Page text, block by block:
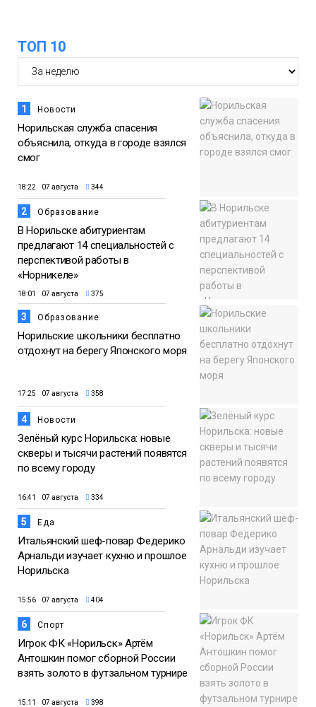
ТОП 10
1 Новости
Норильская служба спасения
объяснила, откуда в городе взялся
смог
18:22 07 августа 344
2 Образование
В Норильске абитуриентам
предлагают 14 специальностей с
перспективой работы в
«Норникеле»
18:01 07 августа 375
3 Образование
Норильские школьники бесплатно
отдохнут на берегу Японского моря
17:25 07 августа 358
4 Новости
Зелёный курс Норильска: новые
скверы и тысячи растений появятся
по всему городу
16:41 07 августа 334
5 Еда
Итальянский шеф-повар Федерико
Арнальди изучает кухню и прошлое
Норильска
15:56 07 августа 404
6 Спорт
Игрок ФК «Норильск» Артём
Антошкин помог сборной России
взять золото в футзальном турнире
15:11 07 августа 398